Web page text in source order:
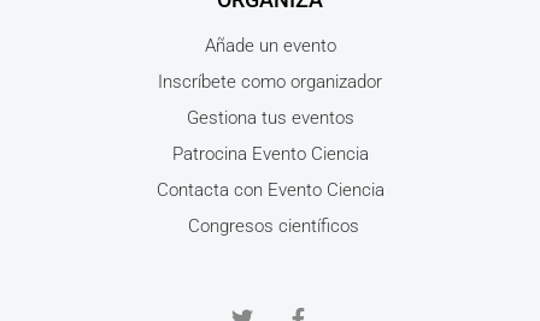
Añade un evento
Inscríbete como organizador
Gestiona tus eventos
Patrocina Evento Ciencia
Contacta con Evento Ciencia
Congresos científicos